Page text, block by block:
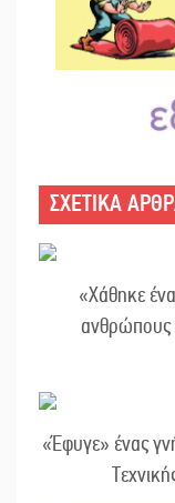
ΣΧΕΤΙΚΑ
«Χάθηκε
ανθρώπους
«Έφυγε» ένας